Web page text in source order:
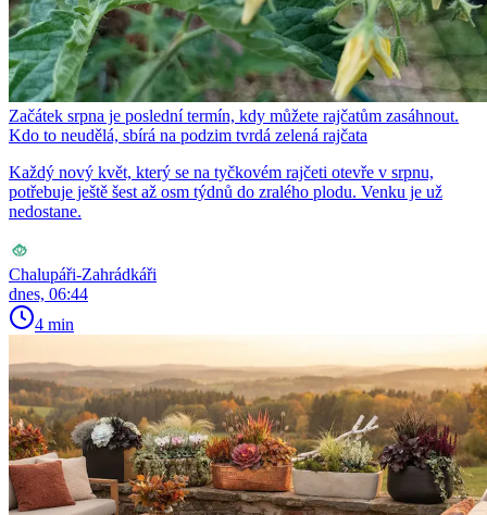
Začátek srpna je poslední termín, kdy můžete rajčatům zasáhnout.
Kdo to neudělá, sbírá na podzim tvrdá zelená rajčata
Každý nový květ, který se na tyčkovém rajčeti otevře v srpnu,
potřebuje ještě šest až osm týdnů do zralého plodu. Venku je už
nedostane.
Chalupáři-Zahrádkáři
dnes, 06:44
4 min